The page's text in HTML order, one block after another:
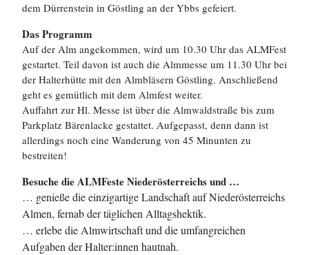
dem Dürrenstein in Göstling an der Ybbs gefeiert.
Das Programm
Auf der Alm angekommen, wird um 10.30 Uhr das ALMFest
gestartet. Teil davon ist auch die Almmesse um 11.30 Uhr bei
der Halterhütte mit den Almbläsern Göstling. Anschließend
geht es gemütlich mit dem Almfest weiter.
Auffahrt zur Hl. Messe ist über die Almwaldstraße bis zum
Parkplatz Bärenlacke gestattet. Aufgepasst, denn dann ist
allerdings noch eine Wanderung von 45 Minunten zu
bestreiten!
Besuche die ALMFeste Niederösterreichs und …
… genieße die einzigartige Landschaft auf Niederösterreichs
Almen, fernab der täglichen Alltagshektik.
… erlebe die Almwirtschaft und die umfangreichen
Aufgaben der Halter:innen hautnah.